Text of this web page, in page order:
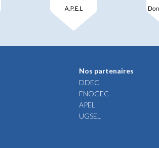
Nos partenaires
DDEC
FNOGEC
APEL
UGSEL